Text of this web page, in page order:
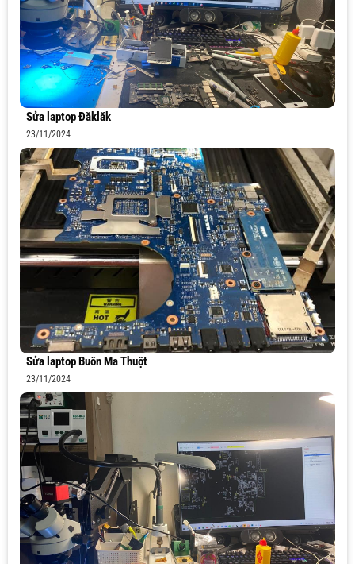
Sửa laptop Đăklăk
23/11/2024
Sửa laptop Buôn Ma Thuột
23/11/2024